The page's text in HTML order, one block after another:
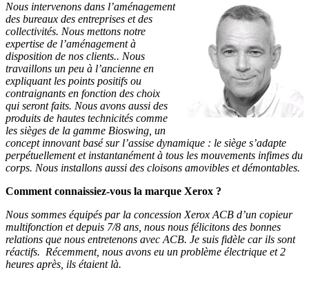
Nous intervenons dans l’aménagement
des bureaux des entreprises et des
collectivités. Nous mettons notre
expertise de l’aménagement à
disposition de nos clients.. Nous
travaillons un peu à l’ancienne en
expliquant les points positifs ou
contraignants en fonction des choix
qui seront faits. Nous avons aussi des
produits de hautes technicités comme
les sièges de la gamme Bioswing, un
concept innovant basé sur l’assise dynamique : le siège s’adapte
perpétuellement et instantanément à tous les mouvements infimes du
corps. Nous installons aussi des cloisons amovibles et démontables.
Comment connaissiez-vous la marque Xerox ?
Nous sommes équipés par la concession Xerox ACB d’un copieur
multifonction et depuis 7/8 ans, nous nous félicitons des bonnes
relations que nous entretenons avec ACB. Je suis fidèle car ils sont
réactifs. Récemment, nous avons eu un problème électrique et 2
heures après, ils étaient là.